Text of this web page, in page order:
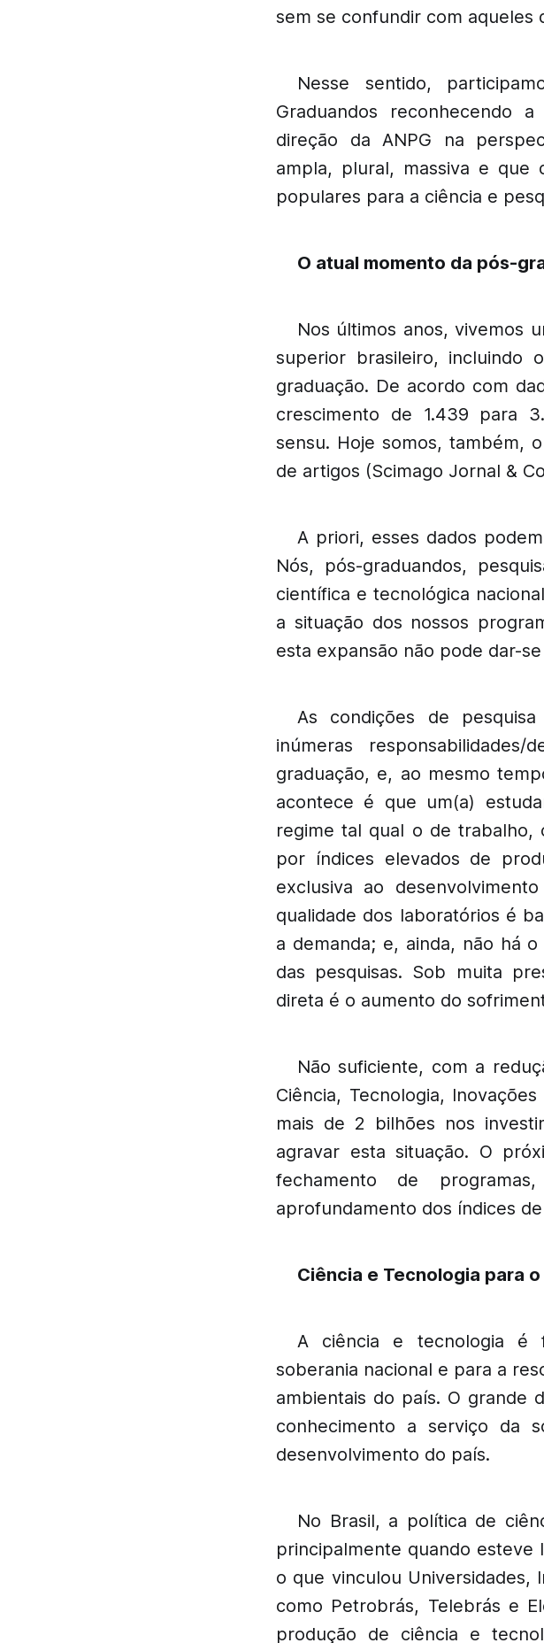
sem se confundir com aqueles
Nesse sentido,
Graduandos reconhecendo
direção da ANPG na
ampla, plural, massiva e que
populares para a ciência e
O atual momento da pós-
Nos últimos anos, vivemos
superior brasileiro, incluindo
graduação. De acordo com
crescimento de 1.439 para
sensu. Hoje somos, também,
de artigos (Scimago Jornal &
A priori, esses dados
Nós, pós-graduandos,
científica e tecnológica
a situação dos nossos
esta expansão não pode dar-
As condições de
inúmeras
graduação, e, ao mesmo
acontece é que um(a)
regime tal qual o de trabalho,
por índices elevados de
exclusiva ao
qualidade dos laboratórios é
a demanda; e, ainda, não há
das pesquisas. Sob muita
direta é o aumento do
Não suficiente, com a
Ciência, Tecnologia,
mais de 2 bilhões nos
agravar esta situação. O
fechamento de
aprofundamento dos índices
Ciência e Tecnologia para
A ciência e tecnologia é
soberania nacional e para a
ambientais do país. O grande
conhecimento a serviço da
desenvolvimento do país.
No Brasil, a política de
principalmente quando esteve
o que vinculou Universidades,
como Petrobrás, Telebrás e
produção de ciência e